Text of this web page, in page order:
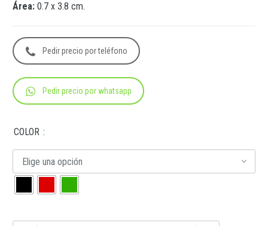
Área: 0.7 x 3.8 cm.
Pedir precio por teléfono
Pedir precio por whatsapp
COLOR
Elige una opción